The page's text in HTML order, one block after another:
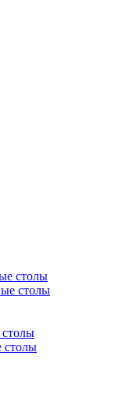
столы
столы
столы